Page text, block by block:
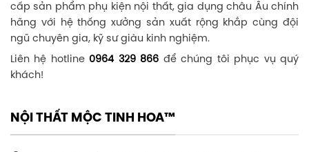
cấp sản phẩm phụ kiện nội thất, gia dụng châu Âu chính
hãng với hệ thống xưởng sản xuất rộng khắp cùng đội
ngũ chuyên gia, kỹ sư giàu kinh nghiệm.
Liên hệ hotline 0964 329 866 để chúng tôi phục vụ quý
khách!
NỘI THẤT MỘC TINH HOA™